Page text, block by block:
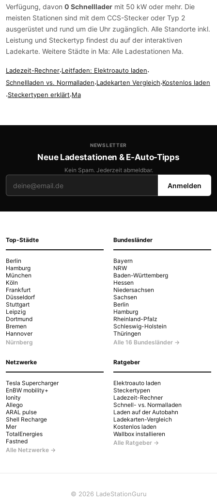
Verfügung, davon 0 Schnelllader mit 50 kW oder mehr. Die
meisten Stationen sind mit dem CCS-Stecker oder Typ 2
ausgerüstet und rund um die Uhr zugänglich. Alle Standorte inkl.
Leistung und Steckertyp findest du auf der interaktiven
Ladekarte. Weitere Städte in Ma: Alle Ladestationen Ma.
Ladezeit-Rechner·Leitfaden: Elektroauto laden·
Schnellladen vs. Normalladen·Ladekarten Vergleich·Kostenlos laden
·Steckertypen erklärt·Ma
NEWSLETTER
Neue Ladestationen & E-Auto-Tipps
Kein Spam. Jederzeit abmeldbar.
Anmelden
Top-Städte
Berlin
Hamburg
München
Köln
Frankfurt
Düsseldorf
Stuttgart
Leipzig
Dortmund
Bremen
Hannover
Nürnberg
Bundesländer
Bayern
NRW
Baden-Württemberg
Hessen
Niedersachsen
Sachsen
Berlin
Hamburg
Rheinland-Pfalz
Schleswig-Holstein
Thüringen
Alle 16 Bundesländer →
Netzwerke
Tesla Supercharger
EnBW mobility+
Ionity
Allego
ARAL pulse
Shell Recharge
Mer
TotalEnergies
Fastned
Alle Netzwerke →
Ratgeber
Elektroauto laden
Steckertypen
Ladezeit-Rechner
Schnell- vs. Normalladen
Laden auf der Autobahn
Ladekarten-Vergleich
Kostenlos laden
Wallbox installieren
Alle Ratgeber →
© 2026 LadeStationGuru